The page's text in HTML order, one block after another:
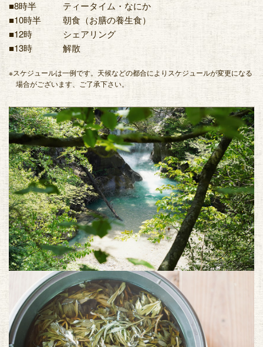
■8時半
ティータイム・なにか
■10時半
朝食（お膳の養生食）
■12時
シェアリング
■13時
解散
※スケジュールは一例です。天候などの都合によりスケジュールが変更になる
場合がございます、ご了承下さい。